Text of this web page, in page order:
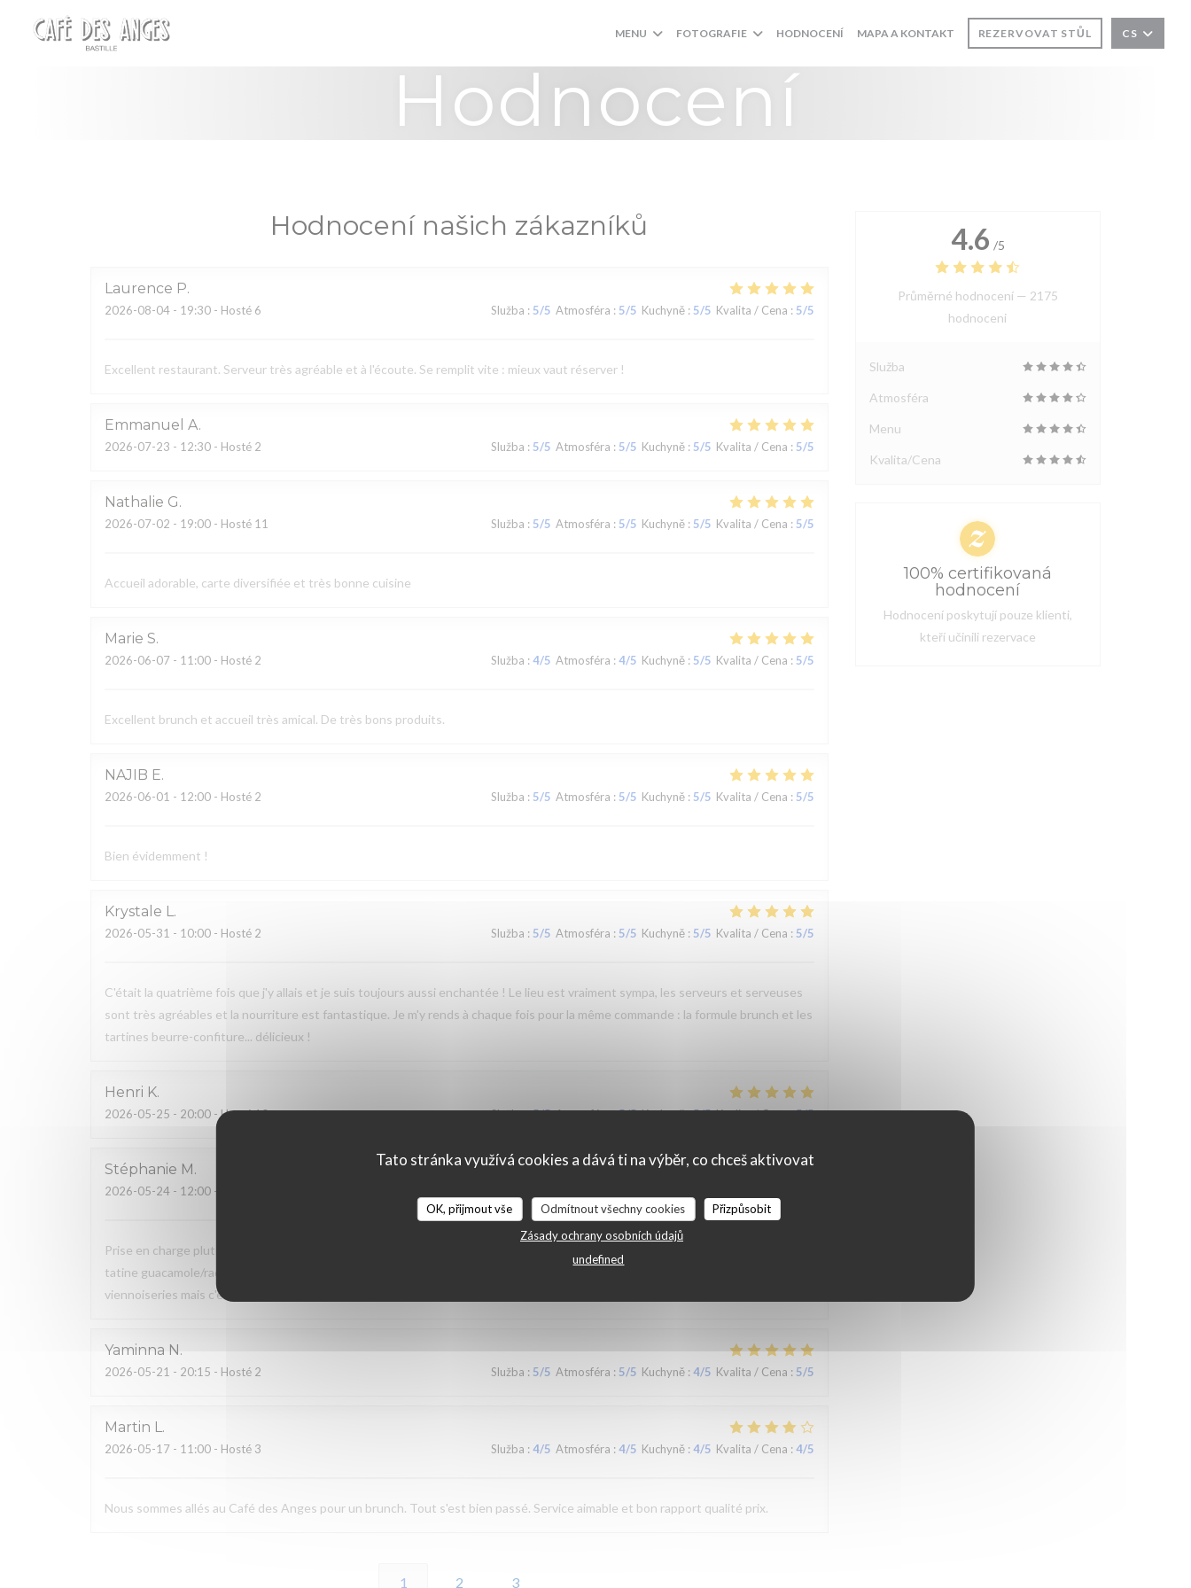
Tato stránka využívá cookies a dává ti na výběr, co chceš aktivovat
OK, přijmout vše Odmítnout všechny cookies
Přizpůsobit
Zásady ochrany osobních údajů
undefined
MENU FOTOGRAFIE HODNOCENÍ MAPA A KONTAKT REZERVOVAT STŮL CS
Hodnocení
Hodnocení našich zákazníků
Laurence P
2026-08-04 - 19:30 - Hosté 6 Služba : 5/5 Atmosféra : 5/5 Kuchyně: 5/5 Kvalita / Cena : 5/5
Excellent restaurant. Serveur très agréable et à l'écoute. Se remplit vite : mieux vaut réserver !
Emmanuel A
2026-07-23 - 12:30 - Hosté 2 Služba : 5/5 Atmosféra : 5/5 Kuchyně: 5/5 Kvalita / Cena : 5/5
Nathalie G
2026-07-02 - 19:00 - Hosté 11 Služba : 5/5 Atmosféra : 5/5 Kuchyně: 5/5 Kvalita / Cena : 5/5
Accueil adorable, carte diversifiée et très bonne cuisine
Marie S
2026-06-07 - 11:00 - Hosté 2 Služba : 4/5 Atmosféra : 4/5 Kuchyně: 5/5 Kvalita / Cena : 5/5
Excellent brunch et accueil très amical. De très bons produits.
NAJIB E
2026-06-01 - 12:00 - Hosté 2 Služba : 5/5 Atmosféra : 5/5 Kuchyně: 5/5 Kvalita / Cena : 5/5
Bien évidemment !
Krystale L
2026-05-31 - 10:00 - Hosté 2 Služba : 5/5 Atmosféra : 5/5 Kuchyně: 5/5 Kvalita / Cena : 5/5
C'était la quatrième fois que j'y allais et je suis toujours aussi enchantée ! Le lieu est vraiment sympa, les serveurs et serveuses
sont très agréables et la nourriture est fantastique. Je m'y rends à chaque fois pour la même commande : la formule brunch et les
tartines beurre-confiture... délicieux !
Henri K
2026-05-25 - 20:00 - Hosté 10 Služba:5/5 Atmosféra:5/5 Kuchyně:5/5 Kvalita / Cena:5/5
Stéphanie M
2026-05-24 - 12:00 - Hosté 2
Prise en charge plutôt rapide (20 mns) de notre commande de brunch qui est complet avec du salé (oeufs brouillés, mini burger,
tatine guacamole/radis, salade) et du sucré (jus d'orange, cake, granola au fromage blanc) avec boisson chaude. Pas de pain ni
viennoiseries mais c'est suffisamment complet et les produits sont très frais!
Yaminna N
2026-05-21 - 20:15 - Hosté 2 Služba : 5/5 Atmosféra : 5/5 Kuchyně: 4/5 Kvalita / Cena : 5/5
Martin L
2026-05-17 - 11:00 - Hosté 3 Služba : 4/5 Atmosféra : 4/5 Kuchyně: 4/5 Kvalita / Cena : 4/5
Nous sommes allés au Café des Anges pour un brunch. Tout s'est bien passé. Service aimable et bon rapport qualité prix.
1 2 3
4.6 /5
Průměrné hodnocení — 2175
hodnoceni
Služba
Atmosféra
Menu
Kvalita/Cena
100% certifikovaná
hodnocení
Hodnocení poskytují pouze klienti,
kteří učinili rezervace